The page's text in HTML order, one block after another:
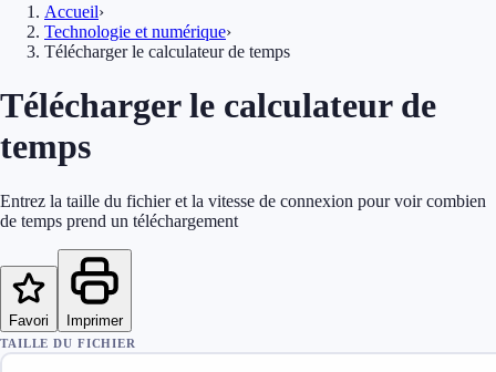
Accueil›
Technologie et numérique›
Télécharger le calculateur de temps
Télécharger le calculateur de
temps
Entrez la taille du fichier et la vitesse de connexion pour voir combien
de temps prend un téléchargement
Favori Imprimer
TAILLE DU FICHIER